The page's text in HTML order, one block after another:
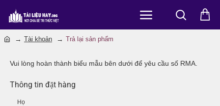
Tài khoản Trả lại sản phẩm
Vui lòng hoàn thành biểu mẫu bên dưới để yêu cầu số RMA.
Thông tin đặt hàng
Họ